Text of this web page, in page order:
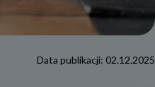
Data publikacji: 02.12.2025